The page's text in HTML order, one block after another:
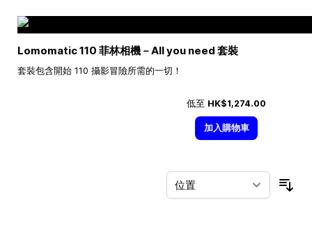
Lomomatic 110 菲林相機－All you need 套裝
套裝包含開始 110 攝影冒險所需的一切！
低至 HK$1,274.00
加入購物車